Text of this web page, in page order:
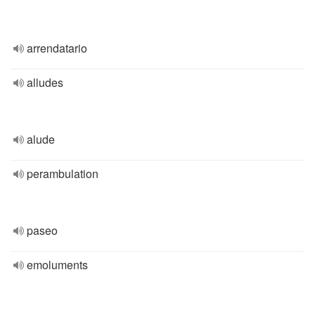
arrendatario
alludes
alude
perambulation
paseo
emoluments